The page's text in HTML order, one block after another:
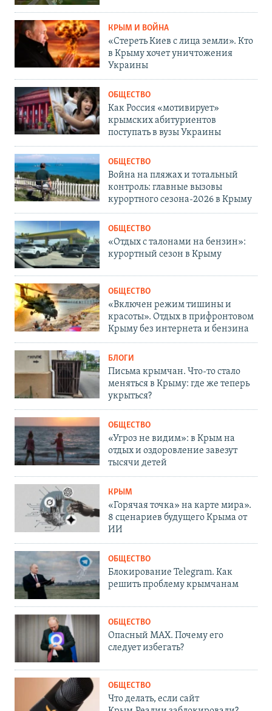
КРЫМ И ВОЙНА
«Стереть Киев с лица земли». Кто
в Крыму хочет уничтожения
Украины
ОБЩЕСТВО
Как Россия «мотивирует»
крымских абитуриентов
поступать в вузы Украины
ОБЩЕСТВО
Война на пляжах и тотальный
контроль: главные вызовы
курортного сезона-2026 в Крыму
ОБЩЕСТВО
«Отдых с талонами на бензин»:
курортный сезон в Крыму
ОБЩЕСТВО
«Включен режим тишины и
красоты». Отдых в прифронтовом
Крыму без интернета и бензина
БЛОГИ
Письма крымчан. Что-то стало
меняться в Крыму: где же теперь
укрыться?
ОБЩЕСТВО
«Угроз не видим»: в Крым на
отдых и оздоровление завезут
тысячи детей
КРЫМ
«Горячая точка» на карте мира».
8 сценариев будущего Крыма от
ИИ
ОБЩЕСТВО
Блокирование Telegram. Как
решить проблему крымчанам
ОБЩЕСТВО
Опасный MAX. Почему его
следует избегать?
ОБЩЕСТВО
Что делать, если сайт